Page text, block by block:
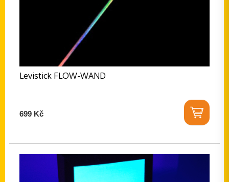
Levistick FLOW-WAND
699 Kč